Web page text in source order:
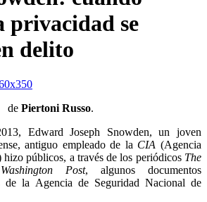
privacidad se
delito
de Piertoni Russo.
Edward Joseph Snowden, un joven
antiguo empleado de la CIA (Agencia
públicos, a través de los periódicos The
Post, algunos documentos
de la Agencia de Seguridad Nacional de